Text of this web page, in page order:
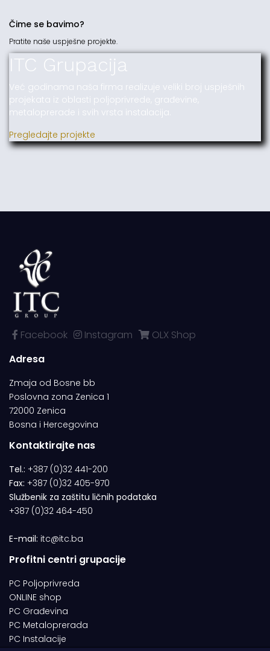
Čime se bavimo?
Pratite naše uspješne projekte.
ITC Grupacija
Već godinama naša firma realizuje veliki broj uspješnih
projekata iz oblasti poljoprivrede, građevine,
metaloprerade i svih vrsta instalacija.
Pregledajte projekte
Facebook Instagram
OLX Shop
Adresa
Zmaja od Bosne bb
Poslovna zona Zenica 1
72000 Zenica
Bosna i Hercegovina
Kontaktirajte nas
Tel.: +387 (0)32 441-200
Fax: +387 (0)32 405-970
Službenik za zaštitu ličnih podataka
+387 (0)32 464-450
E-mail: itc@itc.ba
Profitni centri grupacije
PC Poljoprivreda
ONLINE shop
PC Građevina
PC Metaloprerada
PC Instalacije